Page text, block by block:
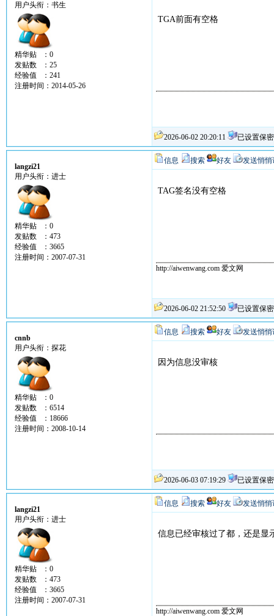
用户头衔：书生
精华贴 ：0
发贴数 ：25
经验值 ：241
注册时间：2014-05-26
TGA前面有空格
2026-06-02 20:20:11 已设置保密
langzi21
用户头衔：进士
精华贴 ：0
发贴数 ：473
经验值 ：3665
注册时间：2007-07-31
信息 搜索 好友 发送悄悄
TAG签名没有空格
http://aiwenwang.com 爱文网
2026-06-02 21:52:50 已设置保密
cnnb
用户头衔：探花
精华贴 ：0
发贴数 ：6514
经验值 ：18666
注册时间：2008-10-14
信息 搜索 好友 发送悄悄
因为信息没审核
2026-06-03 07:19:29 已设置保密
langzi21
用户头衔：进士
精华贴 ：0
发贴数 ：473
经验值 ：3665
注册时间：2007-07-31
信息 搜索 好友 发送悄悄
信息已经审核过了都，还是显
http://aiwenwang.com 爱文网